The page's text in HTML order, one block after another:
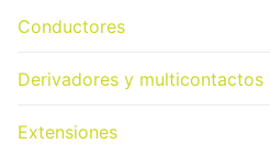
Conductores
Derivadores y multicontactos
Extensiones